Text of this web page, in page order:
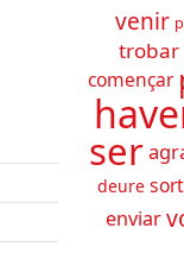
venir
trobar
començar
ser
deure
enviar